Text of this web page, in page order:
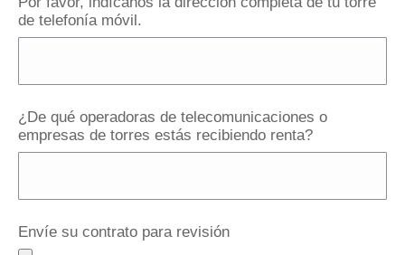
de telefonía móvil.
¿De qué operadoras de telecomunicaciones o
empresas de torres estás recibiendo renta?
Envíe su contrato para revisión